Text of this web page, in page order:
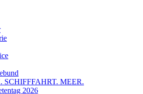
SCHIFFFAHRT. MEER.
2026